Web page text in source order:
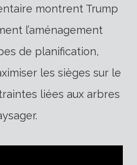
montrent Trump
l’aménagement
de planification,
les sièges sur le
liées aux arbres